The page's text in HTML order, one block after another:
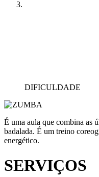
DIFICULDADE
É uma aula que combina as
badalada. É um treino
energético.
SERVIÇOS